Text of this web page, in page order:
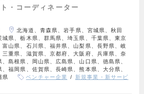
・コーディネーター
北海道、青森県、岩手県、宮城県、秋田
城県、栃木県、群馬県、埼玉県、千葉県、東京
山県、石川県、福井県、山梨県、長野県、岐
重県、滋賀県、京都府、大阪府、兵庫県、奈
島根県、岡山県、広島県、山口県、徳島県、
福岡県、佐賀県、長崎県、熊本県、大分県、
県
ベンチャー企業
新規事業・新サービ